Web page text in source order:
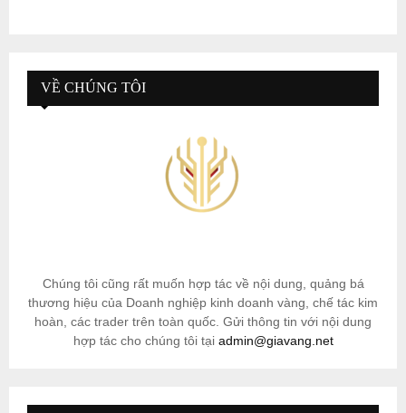
VỀ CHÚNG TÔI
Chúng tôi cũng rất muốn hợp tác về nội dung, quảng bá
thương hiệu của Doanh nghiệp kinh doanh vàng, chế tác kim
hoàn, các trader trên toàn quốc. Gửi thông tin với nội dung
hợp tác cho chúng tôi tại admin@giavang.net